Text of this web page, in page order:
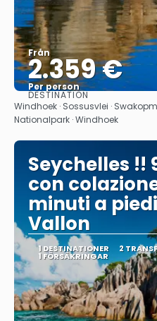
Från
2.359 €
Per person
DESTINATION
Windhoek · Sossusvlei ·
Nationalpark · Windhoek
Seychelles !!
con
minuti a
Vallon
1 DESTINATIONER 2
1 FÖRSÄKRINGAR